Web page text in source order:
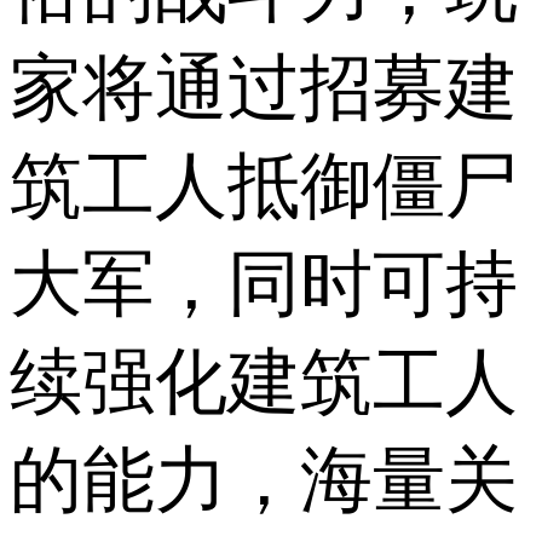
家将通过招募建
筑工人抵御僵尸
大军，同时可持
续强化建筑工人
的能力，海量关